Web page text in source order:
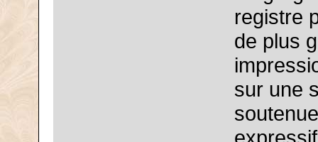
registre
de plus
sur une